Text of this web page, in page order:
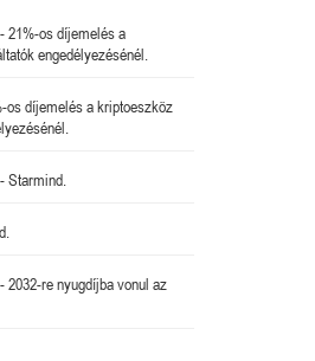
21%-os díjemelés a
engedélyezésénél.
os díjemelés a kriptoeszköz
Starmind.
2032-re nyugdíjba vonul az